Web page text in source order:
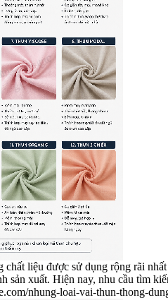
liệu được sử dụng rộng rãi
sản xuất. Hiện nay, nhu cầu tìm
nhung-loai-vai-thun-thong-